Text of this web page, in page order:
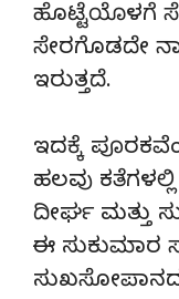
ಹೊಟ್ಟೆಯೊಳಗೆ
ಸೇರಗೊಡದೇ
ಇರುತ್ತದೆ.
ಇದಕ್ಕೆ
ಹಲವು
ದೀರ್ಘ ಮತ್ತು
ಈ ಸುಕುಮಾರ